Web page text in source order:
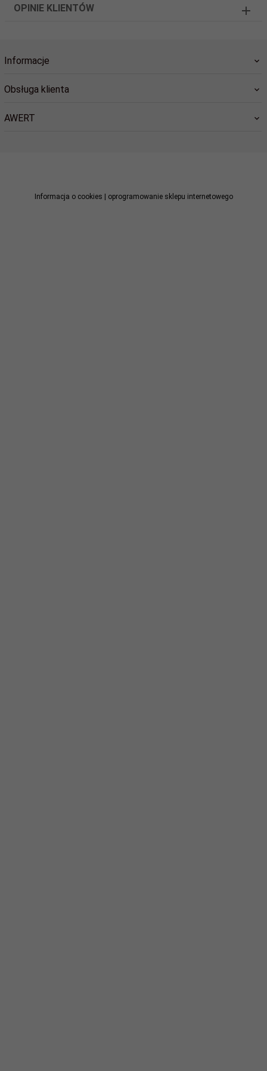
OPINIE KLIENTÓW
Informacje
Obsługa klienta
AWERT
Informacja o cookies oprogramowanie sklepu internetowego